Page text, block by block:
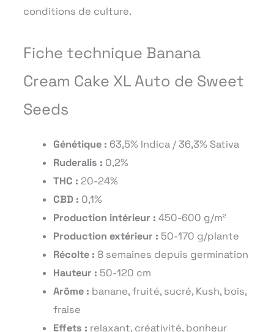
conditions de culture.
Fiche technique Banana
Cream Cake XL Auto de Sweet
Seeds
Génétique : 63,5% Indica / 36,3% Sativa
Ruderalis : 0,2%
THC : 20-24%
CBD : 0,1%
Production intérieur : 450-600 g/m²
Production extérieur : 50-170 g/plante
Récolte : 8 semaines depuis germination
Hauteur : 50-120 cm
Arôme : banane, fruité, sucré, Kush, bois,
fraise
Effets : relaxant, créativité, bonheur